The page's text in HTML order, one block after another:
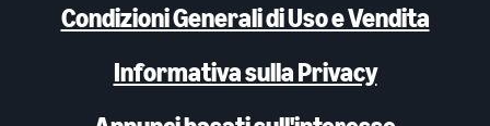
Condizioni Generali di Uso e Vendita
Informativa sulla Privacy